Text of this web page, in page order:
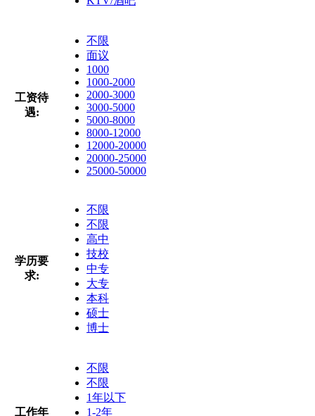
工资待
遇:
不限
面议
1000
1000-2000
2000-3000
3000-5000
5000-8000
8000-12000
12000-20000
20000-25000
25000-50000
学历要
求:
不限
不限
高中
技校
中专
大专
本科
硕士
博士
工作年
不限
不限
1年以下
1-2年